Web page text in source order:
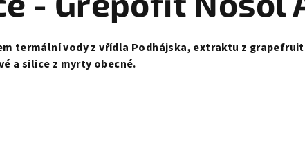
termální vody z vřídla Podhájska, extraktu z
a silice z myrty obecné.